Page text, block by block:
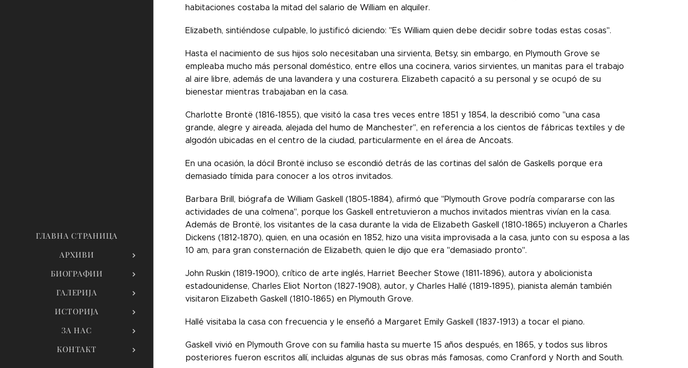
ГЛАВНА СТРАНИЦА
АРХИВИ
БИОГРАФИИ
ГАЛЕРИЈА
ИСТОРИЈА
ЗА НАС
КОНТАКТ
habitaciones costaba la mitad del salario de William en alquiler.
Elizabeth, sintiéndose culpable, lo justificó diciendo: "Es William quien debe decidir sobre todas estas cosas".
Hasta el nacimiento de sus hijos solo necesitaban una sirvienta, Betsy, sin embargo, en Plymouth Grove se
empleaba mucho más personal doméstico, entre ellos una cocinera, varios sirvientes, un manitas para el trabajo
al aire libre, además de una lavandera y una costurera. Elizabeth capacitó a su personal y se ocupó de su
bienestar mientras trabajaban en la casa.
Charlotte Brontë (1816-1855), que visitó la casa tres veces entre 1851 y 1854, la describió como "una casa
grande, alegre y aireada, alejada del humo de Manchester", en referencia a los cientos de fábricas textiles y de
algodón ubicadas en el centro de la ciudad, particularmente en el área de Ancoats.
En una ocasión, la dócil Brontë incluso se escondió detrás de las cortinas del salón de Gaskells porque era
demasiado tímida para conocer a los otros invitados.
Barbara Brill, biógrafa de William Gaskell (1805-1884), afirmó que "Plymouth Grove podría compararse con las
actividades de una colmena", porque los Gaskell entretuvieron a muchos invitados mientras vivían en la casa.
Además de Brontë, los visitantes de la casa durante la vida de Elizabeth Gaskell (1810-1865) incluyeron a Charles
Dickens (1812-1870), quien, en una ocasión en 1852, hizo una visita improvisada a la casa, junto con su esposa a las
10 am, para gran consternación de Elizabeth, quien le dijo que era "demasiado pronto".
John Ruskin (1819-1900), crítico de arte inglés, Harriet Beecher Stowe (1811-1896), autora y abolicionista
estadounidense, Charles Eliot Norton (1827-1908), autor, y Charles Hallé (1819-1895), pianista alemán también
visitaron Elizabeth Gaskell (1810-1865) en Plymouth Grove.
Hallé visitaba la casa con frecuencia y le enseñó a Margaret Emily Gaskell (1837-1913) a tocar el piano.
Gaskell vivió en Plymouth Grove con su familia hasta su muerte 15 años después, en 1865, y todos sus libros
posteriores fueron escritos allí, incluidas algunas de sus obras más famosas, como Cranford y North and South.